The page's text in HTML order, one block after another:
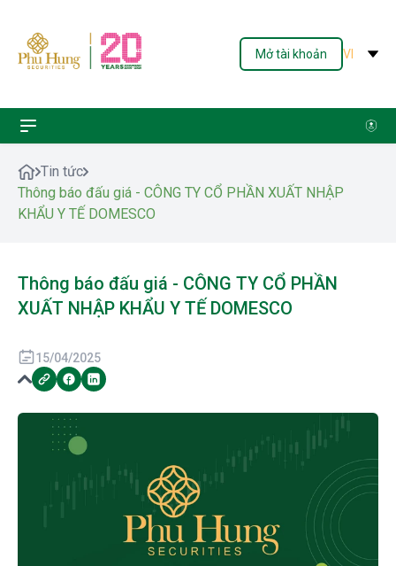
Mở tài khoản VI
Tin tức
Thông báo đấu giá - CÔNG TY CỔ PHẦN XUẤT NHẬP
KHẨU Y TẾ DOMESCO
Thông báo đấu giá - CÔNG TY CỔ PHẦN
XUẤT NHẬP KHẨU Y TẾ DOMESCO
15/04/2025